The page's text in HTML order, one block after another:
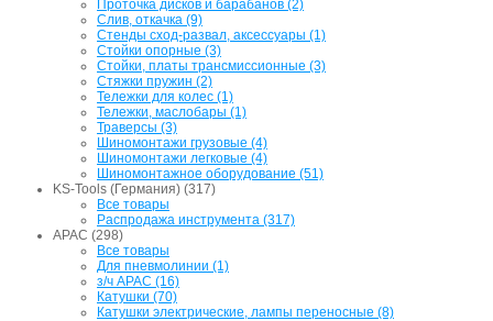
Проточка дисков и барабанов (2)
Слив, откачка (9)
Стенды сход-развал, аксессуары (1)
Стойки опорные (3)
Стойки, платы трансмиссионные (3)
Стяжки пружин (2)
Тележки для колес (1)
Тележки, маслобары (1)
Траверсы (3)
Шиномонтажи грузовые (4)
Шиномонтажи легковые (4)
Шиномонтажное оборудование (51)
KS-Tools (Германия) (317)
Все товары
Распродажа инструмента (317)
APAC (298)
Все товары
Для пневмолинии (1)
з/ч APAC (16)
Катушки (70)
Катушки электрические, лампы переносные (8)